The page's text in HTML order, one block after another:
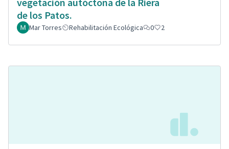
de los Patos.
Mar Torres Rehabilitación Ecológica 0 2